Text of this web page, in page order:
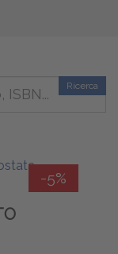
Ricerca
-5%